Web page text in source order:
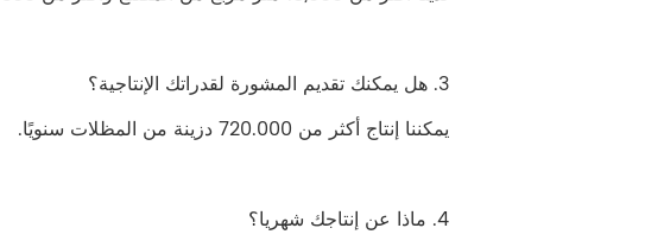
3. هل يمكنك تقديم المشورة لقدراتك الإنتاجية؟
يمكننا إنتاج أكثر من 720.000 دزينة من المظلات سنويًا.
4. ماذا عن إنتاجك شهريا؟